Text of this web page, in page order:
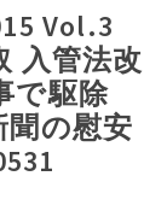
Vol.3
入管法改
で駆除
の慰安